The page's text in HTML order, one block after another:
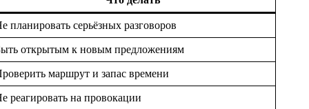
планировать серьёзных разговоров
открытым к новым предложениям
маршрут и запас времени
реагировать на провокации